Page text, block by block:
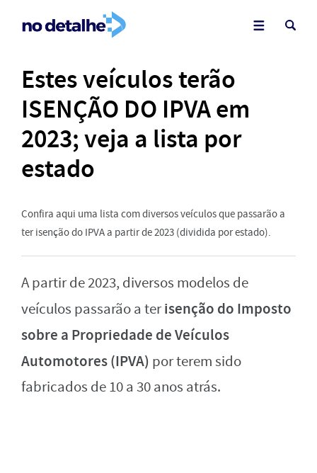
Estes veículos terão
ISENÇÃO DO IPVA em
2023; veja a lista por
estado
Confira aqui uma lista com diversos veículos que passarão a
ter isenção do IPVA a partir de 2023 (dividida por estado).
A partir de 2023, diversos modelos de
veículos passarão a terisenção do Imposto
sobre a Propriedade de Veículos
Automotores (IPVA) por terem sido
fabricados de 10 a 30 anos atrás.